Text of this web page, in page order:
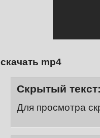
скачать mp4
Скрытый
Для просмотра